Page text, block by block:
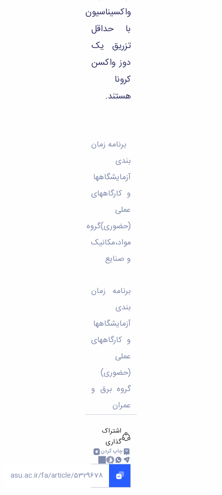
واکسیناسیون
با حداقل
تزریق یک
دوز واکسن
کرونا
هستند.
برنامه زمان
بندی
آزمایشگاهها
و کارگاههای
عملی
(حضوری)گروه
مواد،مکانیک
و صنایع
برنامه زمان
بندی
آزمایشگاهها
و کارگاههای
عملی
(حضوری)
گروه برق و
عمران
اشتراک
گذاری
چاپ کردن